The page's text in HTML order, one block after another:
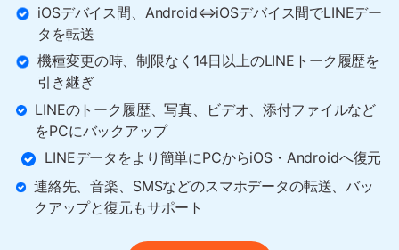
ターにバックアップして復元します.
スマホデータ転送
その他のファイルをあるスマホからス
マホに転送します.
データを損失せずに、Android または
iOS デバイスから PC/Mac にすべての
Search
iOSデバイス間、Android⇔iOSデバイス間でLINEデー
タを転送
機種変更の時、制限なく14日以上のLINEトーク履歴を
引き継ぎ
LINEのトーク履歴、写真、ビデオ、添付ファイルなど
をPCにバックアップ
LINEデータをより簡単にPCからiOS・Androidへ復元
連絡先、音楽、SMSなどのスマホデータの転送、バッ
クアップと復元もサポート